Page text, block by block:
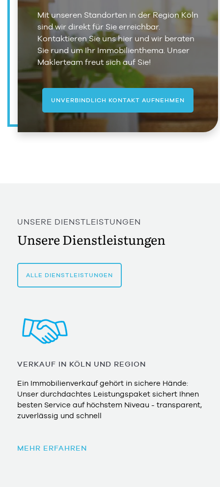
Mit unseren Standorten in der Region Köln
sind wir direkt für Sie erreichbar.
Kontaktieren Sie uns hier und wir beraten
Sie rund um Ihr Immobilienthema. Unser
Maklerteam freut sich auf Sie!
UNVERBINDLICH KONTAKT AUFNEHMEN
UNSERE DIENSTLEISTUNGEN
Unsere Dienstleistungen
ALLE DIENSTLEISTUNGEN
VERKAUF IN KÖLN UND REGION
Ein Immobilienverkauf gehört in sichere Hände:
Unser durchdachtes Leistungspaket sichert Ihnen
besten Service auf höchstem Niveau - transparent,
zuverlässig und schnell
MEHR ERFAHREN